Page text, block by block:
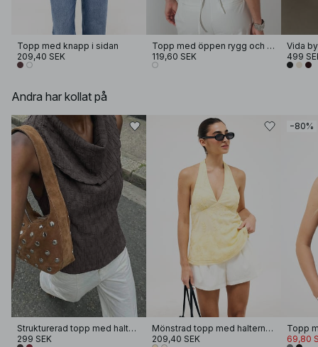
Topp med knapp i sidan
209,40 SEK
Topp med öppen rygg och knytning
119,60 SEK
499
Andra har kollat på
Strukturerad topp med halterneck
299 SEK
Mönstrad topp med halterneck
209,40 SEK
−80%
Topp
69,80